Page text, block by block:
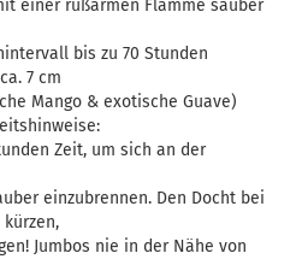
einer rußarmen Flamme sauber
bis zu 70 Stunden
7 cm
Mango & exotische Guave)
Zeit, um sich an der
einzubrennen. Den Docht bei
Jumbos nie in der Nähe von